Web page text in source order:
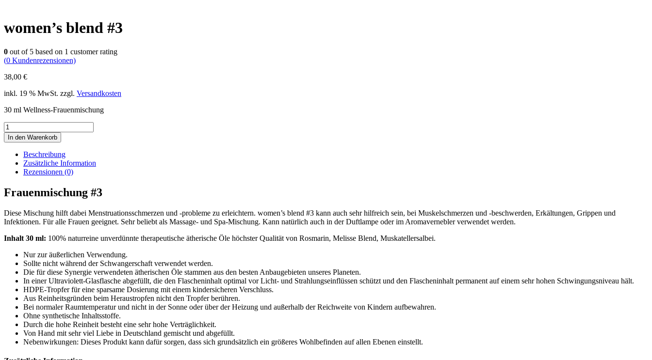
women’s blend #3
0 out of 5 based on 1 customer rating
(0 Kundenrezensionen)
38,00 €
inkl. 19 % MwSt. zzgl. Versandkosten
30 ml Wellness-Frauenmischung
women's
blend
#3
Menge
In den Warenkorb
Beschreibung
Zusätzliche Information
Rezensionen (0)
Frauenmischung #3
Diese Mischung hilft dabei Menstruationsschmerzen und -probleme zu erleichtern. women’s blend #3 kann auch sehr hilfreich sein, bei Muskelschmerzen und -beschwerden, Erkältungen, Grippen und
Infektionen. Für alle Frauen geeignet. Sehr beliebt als Massage- und Spa-Mischung. Kann natürlich auch in der Duftlampe oder im Aromavernebler verwendet werden.
Inhalt 30 ml: 100% naturreine unverdünnte therapeutische ätherische Öle höchster Qualität von Rosmarin, Melisse Blend, Muskatellersalbei.
Nur zur äußerlichen Verwendung.
Sollte nicht während der Schwangerschaft verwendet werden.
Die für diese Synergie verwendeten ätherischen Öle stammen aus den besten Anbaugebieten unseres Planeten.
In einer Ultraviolett-Glasflasche abgefüllt, die den Flascheninhalt optimal vor Licht- und Strahlungseinflüssen schützt und den Flascheninhalt permanent auf einem sehr hohen Schwingungsniveau hält.
HDPE-Tropfer für eine sparsame Dosierung mit einem kindersicheren Verschluss.
Aus Reinheitsgründen beim Heraustropfen nicht den Tropfer berühren.
Bei normaler Raumtemperatur und nicht in der Sonne oder über der Heizung und außerhalb der Reichweite von Kindern aufbewahren.
Ohne synthetische Inhaltsstoffe.
Durch die hohe Reinheit besteht eine sehr hohe Verträglichkeit.
Von Hand mit sehr viel Liebe in Deutschland gemischt und abgefüllt.
Nebenwirkungen: Dieses Produkt kann dafür sorgen, dass sich grundsätzlich ein größeres Wohlbefinden auf allen Ebenen einstellt.